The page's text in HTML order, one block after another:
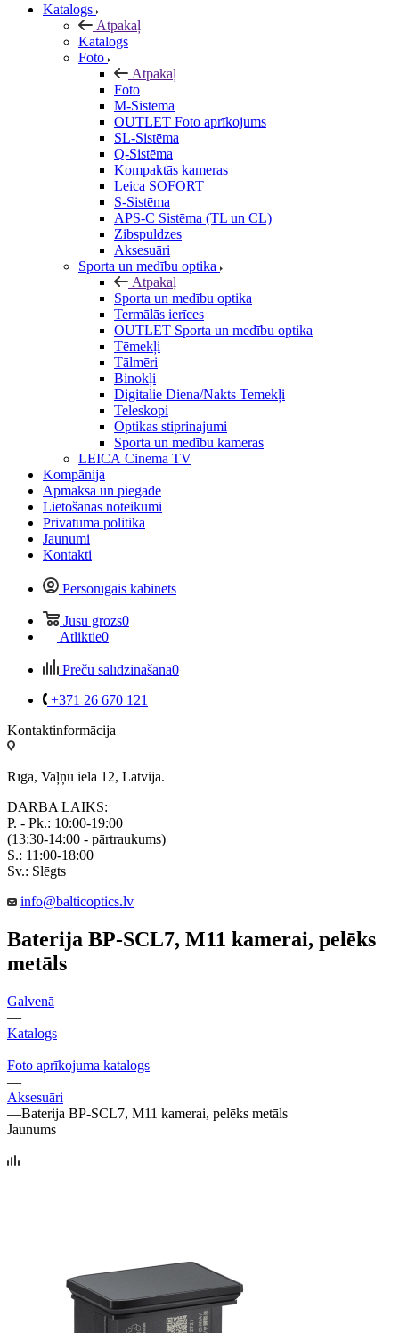
Katalogs
Atpakaļ
Katalogs
Foto
Atpakaļ
Foto
M-Sistēma
OUTLET Foto aprīkojums
SL-Sistēma
Q-Sistēma
Kompaktās kameras
Leica SOFORT
S-Sistēma
APS-C Sistēma (TL un CL)
Zibspuldzes
Aksesuāri
Sporta un medību optika
Atpakaļ
Sporta un medību optika
Termālās ierīces
OUTLET Sporta un medību optika
Tēmekļi
Tālmēri
Binokļi
Digitalie Diena/Nakts Temekļi
Teleskopi
Optikas stiprinajumi
Sporta un medību kameras
LEICA Cinema TV
Kompānija
Apmaksa un piegāde
Lietošanas noteikumi
Privātuma politika
Jaunumi
Kontakti
Personīgais kabinets
Jūsu grozs0
Atliktie0
Preču salīdzināšana0
+371 26 670 121
Kontaktinformācija
Rīga, Vaļņu iela 12, Latvija.
DARBA LAIKS:
P. - Pk.: 10:00-19:00
(13:30-14:00 - pārtraukums)
S.: 11:00-18:00
Sv.: Slēgts
info@balticoptics.lv
Baterija BP-SCL7, M11 kamerai, pelēks
metāls
Galvenā
—
Katalogs
—
Foto aprīkojuma katalogs
—
Aksesuāri
—Baterija BP-SCL7, M11 kamerai, pelēks metāls
Jaunums